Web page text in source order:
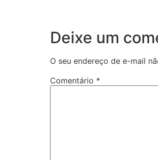
Deixe um
O seu endereço de e-mail
Comentário *